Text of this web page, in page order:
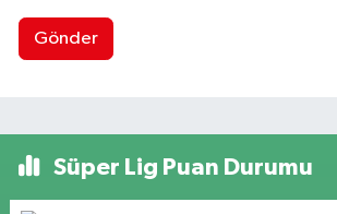
Gönder
Süper Lig Puan Durumu